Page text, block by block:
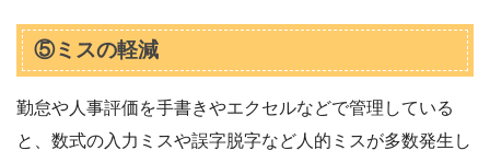
⑤ミスの軽減
勤怠や人事評価を手書きやエクセルなどで管理している
と、数式の入力ミスや誤字脱字など人的ミスが多数発生し